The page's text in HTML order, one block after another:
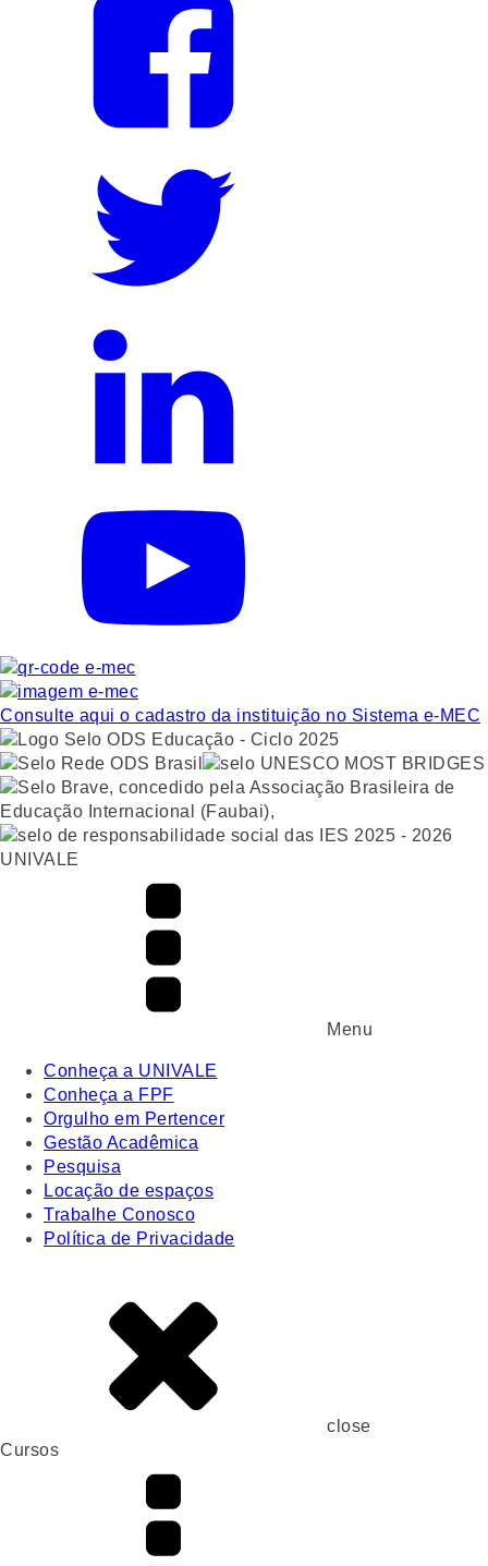
Consulte aqui o cadastro da instituição no Sistema e-MEC
UNIVALE
Menu
Conheça a UNIVALE
Conheça a FPF
Orgulho em Pertencer
Gestão Acadêmica
Pesquisa
Locação de espaços
Trabalhe Conosco
Política de Privacidade
close
Cursos